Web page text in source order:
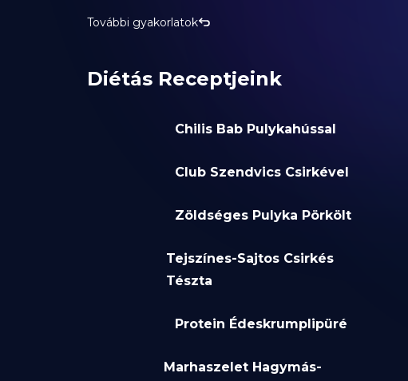
További gyakorlatok
Diétás Receptjeink
Chilis Bab Pulykahússal
Club Szendvics Csirkével
Zöldséges Pulyka Pörkölt
Tejszínes-Sajtos Csirkés
Tészta
Protein Édeskrumplipüré
Marhaszelet Hagymás-